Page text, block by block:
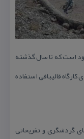
است كه تا سال گذشته
قالیبافی استفاده
گردشگری و تفریحاتی